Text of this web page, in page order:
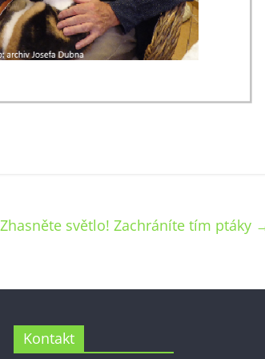
Zhasněte světlo! Zachráníte tím ptáky
Kontakt